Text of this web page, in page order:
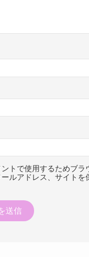
トで使用するためブラ
ルアドレス、サイトを